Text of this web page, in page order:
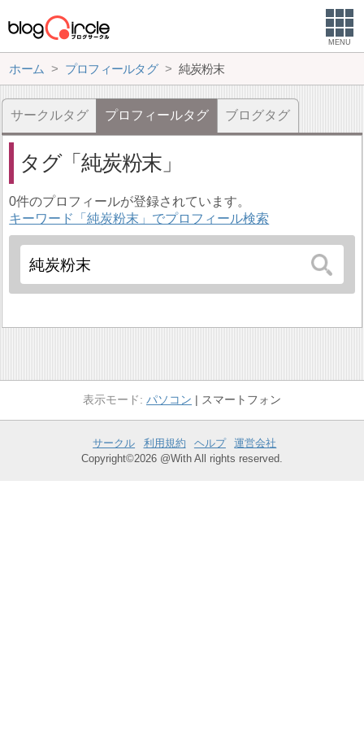
MENU
ホーム プロフィールタグ 純炭粉末
サークルタグ プロフィールタグ ブログタグ
タグ 純炭粉末
0件のプロフィールが登録されています。
キーワード「純炭粉末」でプロフィール検索
パソコン スマートフォン
サークル 利用規約 ヘルプ
運営会社
Copyright©2026 @With All rights reserved.